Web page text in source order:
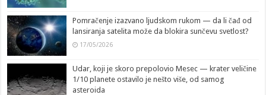
Pomračenje izazvano ljudskom rukom — da li čađ od
lansiranja satelita može da blokira sunčevu svetlost?
17/05/2026
Udar, koji je skoro prepolovio Mesec — krater veličine
1/10 planete ostavilo je nešto više, od samog
asteroida